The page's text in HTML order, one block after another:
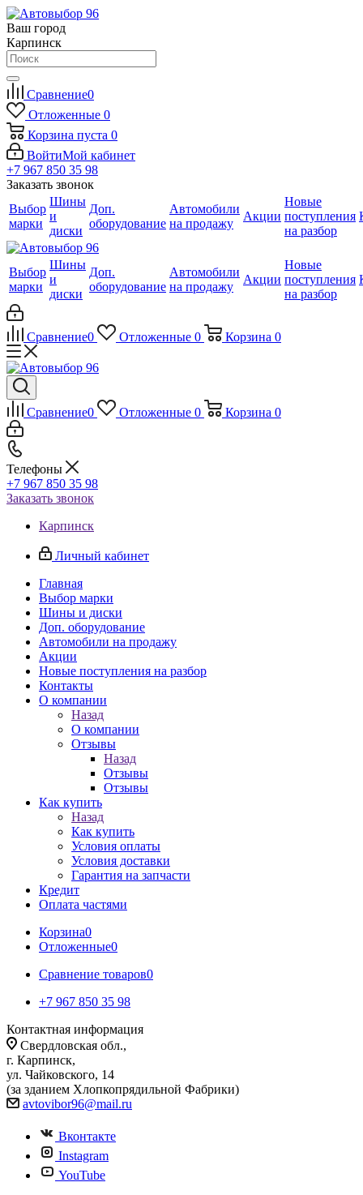
Ваш город
Карпинск
Сравнение0
Отложенные 0
Корзина пуста 0
ВойтиМой кабинет
+7 967 850 35 98
Заказать звонок
Выбор
марки
Шины
и
диски
Доп.
оборудование
Автомобили
на продажу
Акции
Новые
поступления
на разбор
Выбор
марки
Шины
и
диски
Доп.
оборудование
Автомобили
на продажу
Акции
Новые
поступления
на разбор
Сравнение0 Отложенные 0 Корзина 0
Сравнение0 Отложенные 0 Корзина 0
Телефоны
+7 967 850 35 98
Заказать звонок
Карпинск
Личный кабинет
Главная
Выбор марки
Шины и диски
Доп. оборудование
Автомобили на продажу
Акции
Новые поступления на разбор
Контакты
О компании
Назад
О компании
Отзывы
Назад
Отзывы
Отзывы
Как купить
Назад
Как купить
Условия оплаты
Условия доставки
Гарантия на запчасти
Кредит
Оплата частями
Корзина0
Отложенные0
Сравнение товаров0
+7 967 850 35 98
Контактная информация
Свердловская обл.,
г. Карпинск,
ул. Чайковского, 14
(за зданием Хлопкопрядильной Фабрики)
avtovibor96@mail.ru
Вконтакте
Instagram
YouTube